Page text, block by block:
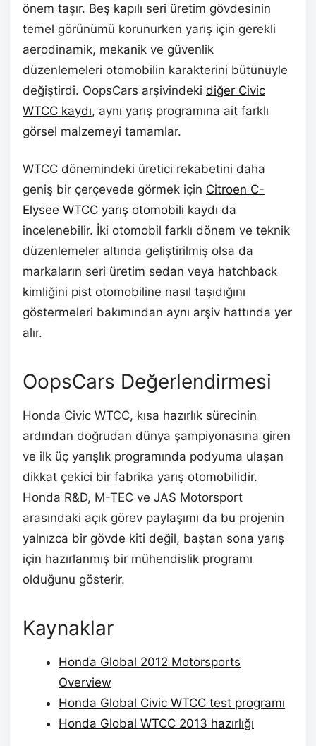
önem taşır. Beş kapılı seri üretim gövdesinin
temel görünümü korunurken yarış için gerekli
aerodinamik, mekanik ve güvenlik
düzenlemeleri otomobilin karakterini bütünüyle
değiştirdi. OopsCars arşivindeki diğer Civic
WTCC kaydı, aynı yarış programına ait farklı
görsel malzemeyi tamamlar.
WTCC dönemindeki üretici rekabetini daha
geniş bir çerçevede görmek için Citroen C-
Elysee WTCC yarış otomobili kaydı da
incelenebilir. İki otomobil farklı dönem ve teknik
düzenlemeler altında geliştirilmiş olsa da
markaların seri üretim sedan veya hatchback
kimliğini pist otomobiline nasıl taşıdığını
göstermeleri bakımından aynı arşiv hattında yer
alır.
OopsCars Değerlendirmesi
Honda Civic WTCC, kısa hazırlık sürecinin
ardından doğrudan dünya şampiyonasına giren
ve ilk üç yarışlık programında podyuma ulaşan
dikkat çekici bir fabrika yarış otomobilidir.
Honda R&D, M-TEC ve JAS Motorsport
arasındaki açık görev paylaşımı da bu projenin
yalnızca bir gövde kiti değil, baştan sona yarış
için hazırlanmış bir mühendislik programı
olduğunu gösterir.
Kaynaklar
Honda Global 2012 Motorsports
Overview
Honda Global Civic WTCC test programı
Honda Global WTCC 2013 hazırlığı